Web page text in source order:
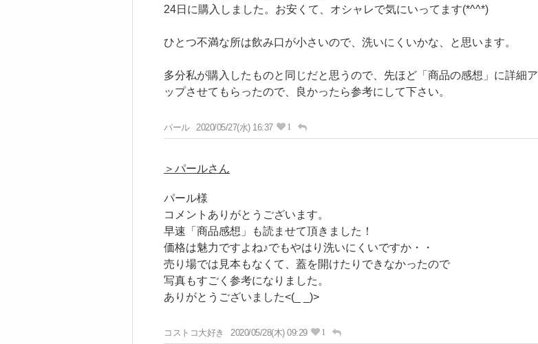
24日に購入しました。お安くて、オシャレで気にいってます(*^^*)
ひとつ不満な所は飲み口が小さいので、洗いにくいかな、と思います。
多分私が購入したものと同じだと思うので、先ほど「商品の感想」に詳細ア
ップさせてもらったので、良かったら参考にして下さい。
パール 2020/05/27(水) 16:37 1
＞パールさん
パール様
コメントありがとうございます。
早速「商品感想」も読ませて頂きました！
価格は魅力ですよね♪でもやはり洗いにくいですか・・
売り場では見本もなくて、蓋を開けたりできなかったので
写真もすごく参考になりました。
ありがとうございました<(_ _)>
コストコ大好き 2020/05/28(木) 09:29 1